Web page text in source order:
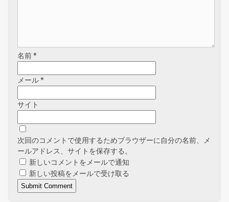
名前*
メール*
サイト
次回のコメントで使用するためブラウザーに自分の名前、メ
ールアドレス、サイトを保存する。
新しいコメントをメールで通知
新しい投稿をメールで受け取る